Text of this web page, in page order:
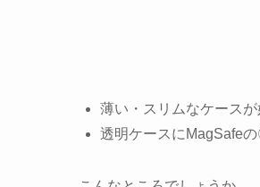
薄い・スリムなケースが
透明ケースにMagSafe